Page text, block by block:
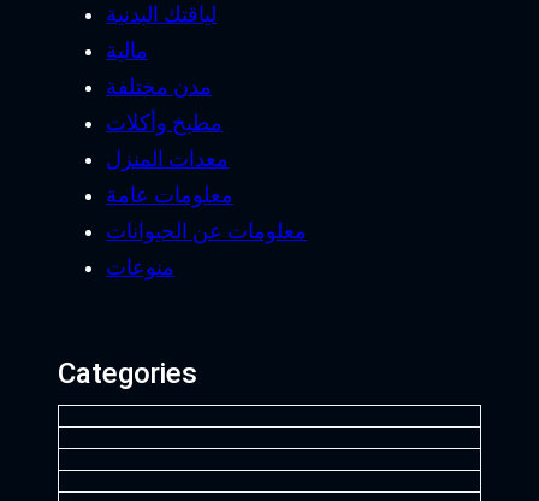
لياقتك البدنية
مالية
مدن مختلفة
مطبخ وأكلات
معدات المنزل
معلومات عامة
معلومات عن الحيوانات
منوعات
Categories